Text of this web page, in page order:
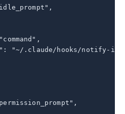
"~/.claude/hooks/notify-